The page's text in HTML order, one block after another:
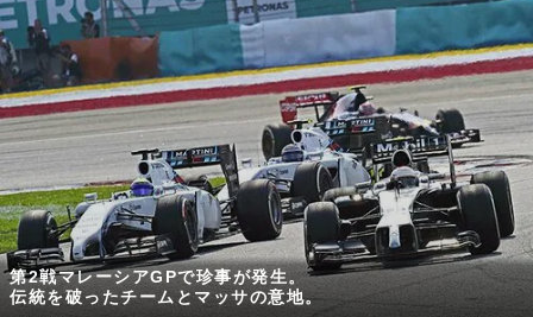
第2戦マレーシアGPで珍事が発生。
伝統を破ったチームとマッサの意地。